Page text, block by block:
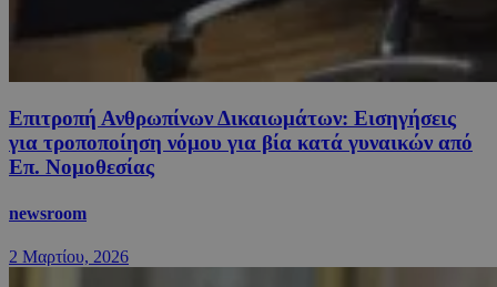
Επιτροπή Ανθρωπίνων Δικαιωμάτων: Εισηγήσεις
για τροποποίηση νόμου για βία κατά γυναικών από
Επ. Νομοθεσίας
newsroom
2 Μαρτίου, 2026